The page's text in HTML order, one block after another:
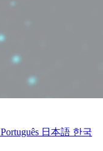
Português 日本語 한국